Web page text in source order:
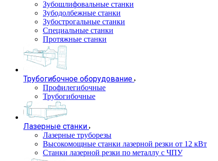
Зубошлифовальные станки
Зубодолбежные станки
Зубострогальные станки
Специальные станки
Протяжные станки
Трубогибочное оборудование
Профилегибочные
Трубогибочные
Лазерные станки
Лазерные труборезы
Высокомощные станки лазерной резки от 12 кВт
Станки лазерной резки по металлу с ЧПУ